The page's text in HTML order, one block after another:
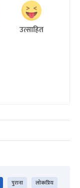
उत्साहित
पुराना लोकप्रिय